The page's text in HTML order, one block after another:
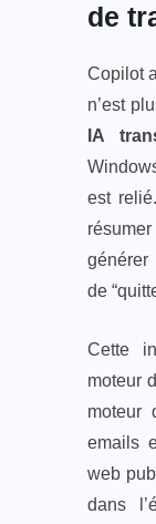
de
Copilot
n’est
IA
est
générer
de
Cette
moteur
moteur
emails
web
dans